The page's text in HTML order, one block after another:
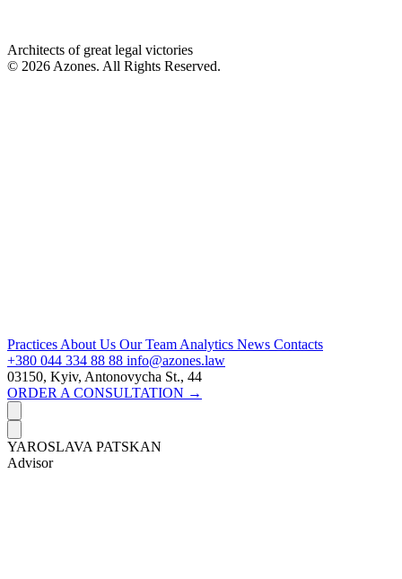
Architects of great legal victories
© 2026 Azones. All Rights Reserved.
Practices About Us Our Team Analytics News Contacts
+380 044 334 88 88 info@azones.law
03150, Kyiv, Antonovycha St., 44
ORDER A CONSULTATION →
YAROSLAVA PATSKAN
Advisor